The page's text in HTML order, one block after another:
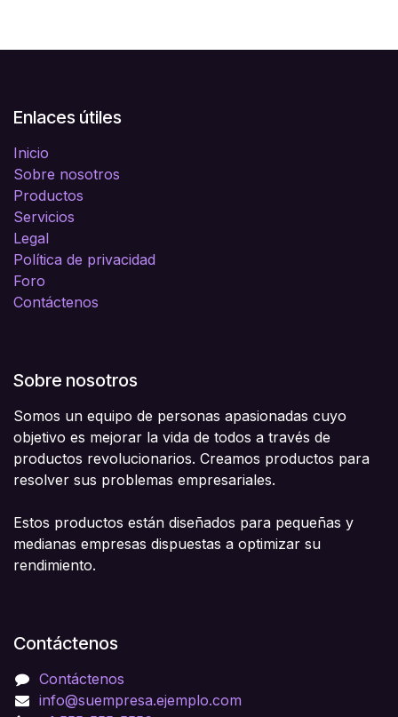
Enlaces útiles
Inicio
Sobre nosotros
Productos
Servicios
Legal
Política de privacidad
Foro
Contáctenos
Sobre nosotros
Somos un equipo de personas apasionadas cuyo
objetivo es mejorar la vida de todos a través de
productos revolucionarios. Creamos productos para
resolver sus problemas empresariales.
Estos productos están diseñados para pequeñas y
medianas empresas dispuestas a optimizar su
rendimiento.
Contáctenos
Contáctenos
info@suempresa.ejemplo.com